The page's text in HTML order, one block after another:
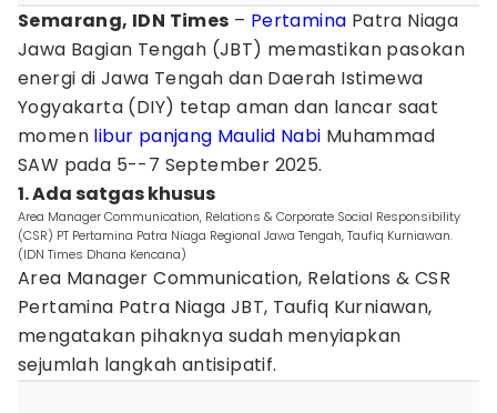
Semarang, IDN Times – Pertamina Patra Niaga
Jawa Bagian Tengah (JBT) memastikan pasokan
energi di Jawa Tengah dan Daerah Istimewa
Yogyakarta (DIY) tetap aman dan lancar saat
momen libur panjang Maulid Nabi Muhammad
SAW pada 5--7 September 2025.
1. Ada satgas khusus
Area Manager Communication, Relations & Corporate Social Responsibility
(CSR) PT Pertamina Patra Niaga Regional Jawa Tengah, Taufiq Kurniawan.
(IDN Times Dhana Kencana)
Area Manager Communication, Relations & CSR
Pertamina Patra Niaga JBT, Taufiq Kurniawan,
mengatakan pihaknya sudah menyiapkan
sejumlah langkah antisipatif.